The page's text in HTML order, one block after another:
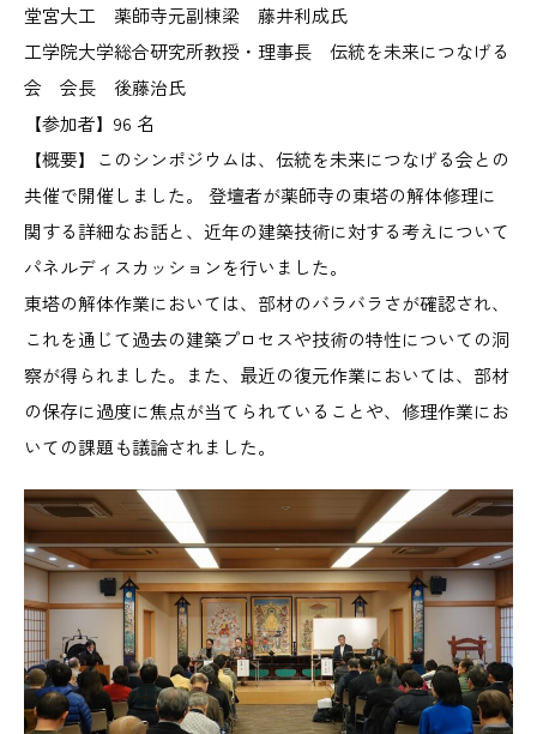
堂宮大工 薬師寺元副棟梁 藤井利成氏
工学院大学総合研究所教授・理事長 伝統を未来につなげる
会 会長 後藤治氏
【参加者】96 名
【概要】このシンポジウムは、伝統を未来につなげる会との
共催で開催しました。 登壇者が薬師寺の東塔の解体修理に
関する詳細なお話と、近年の建築技術に対する考えについて
パネルディスカッションを行いました。
東塔の解体作業においては、部材のバラバラさが確認され、
これを通じて過去の建築プロセスや技術の特性についての洞
察が得られました。また、最近の復元作業においては、部材
の保存に過度に焦点が当てられていることや、修理作業にお
いての課題も議論されました。